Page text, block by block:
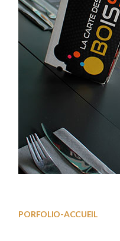
PORFOLIO-ACCUEIL